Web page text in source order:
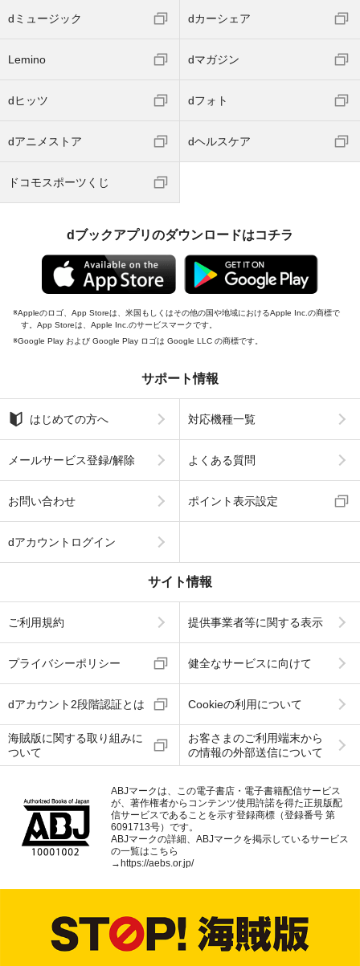
dミュージック dカーシェア
Lemino dマガジン
dヒッツ dフォト
dアニメストア dヘルスケア
ドコモスポーツくじ
dブックアプリのダウンロードはコチラ
Appleのロゴ、App Storeは、米国もしくはその他の国や地域におけるApple Inc.の商標で
す。App Storeは、Apple Inc.のサービスマークです。
Google Play および Google Play ロゴは Google LLC の商標です。
サポート情報
はじめての方へ 対応機種一覧
メールサービス登録/解除 よくある質問
お問い合わせ ポイント表示設定
dアカウントログイン
サイト情報
ご利用規約 提供事業者等に関する表示
プライバシーポリシー 健全なサービスに向けて
dアカウント2段階認証とは Cookieの利用について
海賊版に関する取り組みに
ついて
お客さまのご利用端末から
の情報の外部送信について
ABJマークは、この電子書店・電子書籍配信サービス
が、著作権者からコンテンツ使用許諾を得た正規版配
信サービスであることを示す登録商標（登録番号 第
6091713号）です。
ABJマークの詳細、ABJマークを掲示しているサービス
の一覧はこちら
→ https://aebs.or.jp/